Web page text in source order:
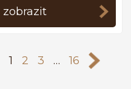
zobrazit
1 2 3 … 16 >>